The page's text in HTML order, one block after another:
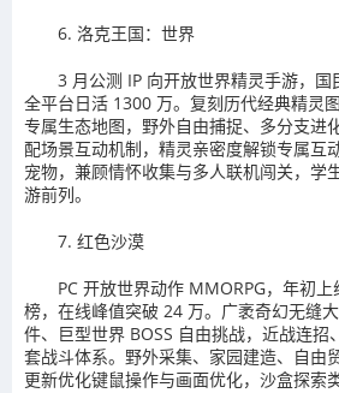
6. 洛克王国：世界
3 月公测 IP 向开放世界精灵手游，国
全平台日活 1300 万。复刻历代经典精灵
专属生态地图，野外自由捕捉、多分支进
配场景互动机制，精灵亲密度解锁专属互
宠物，兼顾情怀收集与多人联机闯关，学
游前列。
7. 红色沙漠
PC 开放世界动作 MMORPG，年初
榜，在线峰值突破 24 万。广袤奇幻无缝
件、巨型世界 BOSS 自由挑战，近战连招
套战斗体系。野外采集、家园建造、自由
更新优化键鼠操作与画面优化，沙盒探索